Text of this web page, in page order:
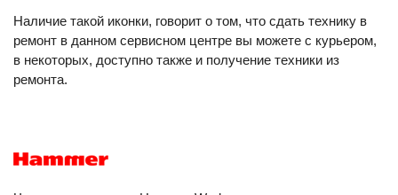
Наличие такой иконки, говорит о том, что сдать технику в
ремонт в данном сервисном центре вы можете с курьером,
в некоторых, доступно также и получение техники из
ремонта.